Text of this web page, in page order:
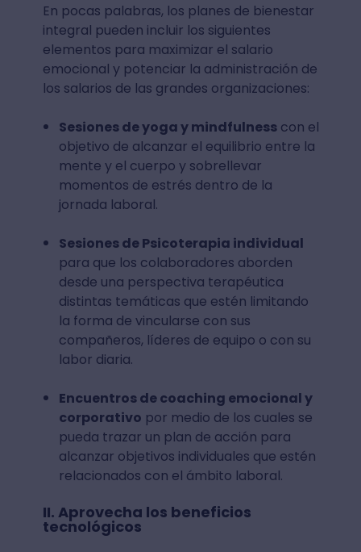
En pocas palabras, los planes de bienestar
integral pueden incluir los siguientes
elementos para maximizar el salario
emocional y potenciar la administración de
los salarios de las grandes organizaciones:
Sesiones de yoga y mindfulnesscon el
objetivo de alcanzar el equilibrio entre la
mente y el cuerpo y sobrellevar
momentos de estrés dentro de la
jornada laboral.
Sesiones de Psicoterapia individual
para que los colaboradores aborden
desde una perspectiva terapéutica
distintas temáticas que estén limitando
la forma de vincularse con sus
compañeros, líderes de equipo o con su
labor diaria.
Encuentros de coaching emocional y
corporativo por medio de los cuales se
pueda trazar un plan de acción para
alcanzar objetivos individuales que estén
relacionados con el ámbito laboral.
II. Aprovecha los beneficios
tecnológicos